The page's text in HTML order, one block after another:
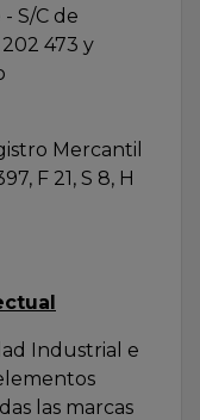
S/C de
473 y
Mercantil
F 21, S 8, H
Industrial e
las marcas